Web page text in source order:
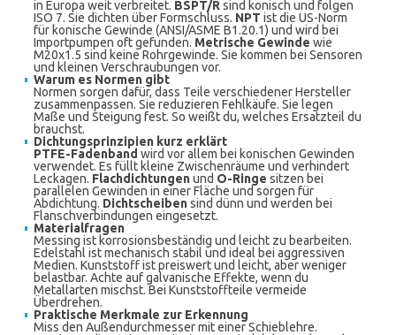
in Europa weit verbreitet. BSPT/R sind konisch und folgen
ISO 7. Sie dichten über Formschluss. NPT ist die US-Norm
für konische Gewinde (ANSI/ASME B1.20.1) und wird bei
Importpumpen oft gefunden. Metrische Gewinde wie
M20x1.5 sind keine Rohrgewinde. Sie kommen bei Sensoren
und kleinen Verschraubungen vor.
Warum es Normen gibt
Normen sorgen dafür, dass Teile verschiedener Hersteller
zusammenpassen. Sie reduzieren Fehlkäufe. Sie legen
Maße und Steigung fest. So weißt du, welches Ersatzteil du
brauchst.
Dichtungsprinzipien kurz erklärt
PTFE-Fadenband wird vor allem bei konischen Gewinden
verwendet. Es füllt kleine Zwischenräume und verhindert
Leckagen. Flachdichtungenund O-Ringe sitzen bei
parallelen Gewinden in einer Fläche und sorgen für
Abdichtung. Dichtscheibensind dünn und werden bei
Flanschverbindungen eingesetzt.
Materialfragen
Messing ist korrosionsbeständig und leicht zu bearbeiten.
Edelstahl ist mechanisch stabil und ideal bei aggressiven
Medien. Kunststoff ist preiswert und leicht, aber weniger
belastbar. Achte auf galvanische Effekte, wenn du
Metallarten mischst. Bei Kunststoffteile vermeide
Überdrehen.
Praktische Merkmale zur Erkennung
Miss den Außendurchmesser mit einer Schieblehre.